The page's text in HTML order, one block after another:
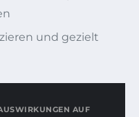
und gezielt
AUF